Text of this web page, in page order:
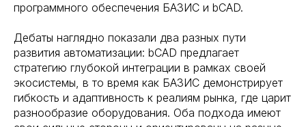
программного обеспечения БАЗИС и bCAD.
Дебаты наглядно показали два разных пути
развития автоматизации: bCAD предлагает
стратегию глубокой интеграции в рамках своей
экосистемы, в то время как БАЗИС демонстрирует
гибкость и адаптивность к реалиям рынка, где царит
разнообразие оборудования. Оба подхода имеют